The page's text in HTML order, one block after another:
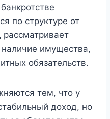
по структуре от
имущества,
обязательств.
тем, что у
доход, но